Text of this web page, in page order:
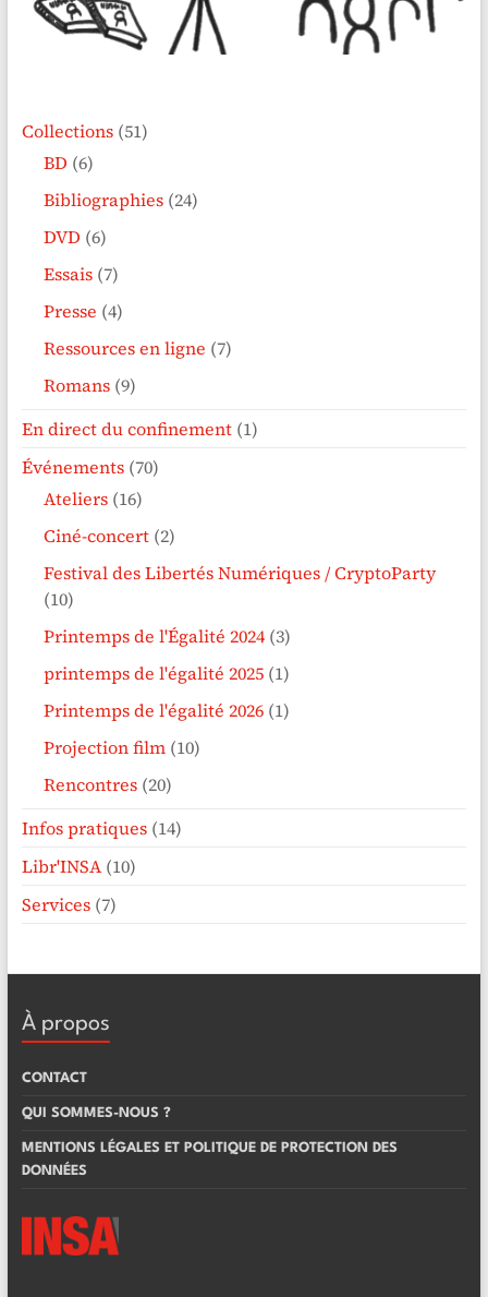
Collections(51)
BD (6)
Bibliographies(24)
DVD (6)
Essais(7)
Presse (4)
Ressources en ligne (7)
Romans(9)
En direct du confinement(1)
Événements(70)
Ateliers(16)
Ciné-concert(2)
Festival des Libertés Numériques / CryptoParty
(10)
Printemps de l'Égalité 2024(3)
printemps de l'égalité 2025(1)
Printemps de l'égalité 2026(1)
Projection film(10)
Rencontres(20)
Infos pratiques(14)
Libr'INSA(10)
Services(7)
À propos
CONTACT
QUI SOMMES-NOUS ?
MENTIONS LÉGALES ET POLITIQUE DE PROTECTION DES
DONNÉES